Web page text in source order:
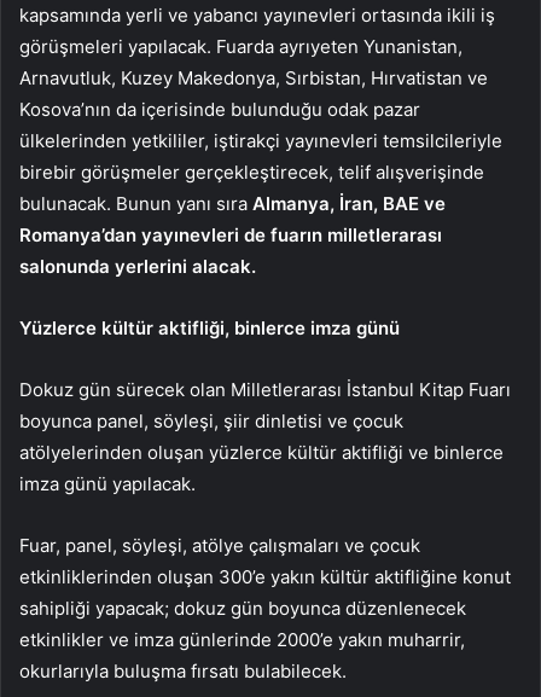
kapsamında yerli ve yabancı yayınevleri ortasında ikili iş
görüşmeleri yapılacak. Fuarda ayrıyeten Yunanistan,
Arnavutluk, Kuzey Makedonya, Sırbistan, Hırvatistan ve
Kosova’nın da içerisinde bulunduğu odak pazar
ülkelerinden yetkililer, iştirakçi yayınevleri temsilcileriyle
birebir görüşmeler gerçekleştirecek, telif alışverişinde
bulunacak. Bunun yanı sıra Almanya, İran, BAE ve
Romanya’dan yayınevleri de fuarın milletlerarası
salonunda yerlerini alacak.
Yüzlerce kültür aktifliği, binlerce imza günü
Dokuz gün sürecek olan Milletlerarası İstanbul Kitap Fuarı
boyunca panel, söyleşi, şiir dinletisi ve çocuk
atölyelerinden oluşan yüzlerce kültür aktifliği ve binlerce
imza günü yapılacak.
Fuar, panel, söyleşi, atölye çalışmaları ve çocuk
etkinliklerinden oluşan 300’e yakın kültür aktifliğine konut
sahipliği yapacak; dokuz gün boyunca düzenlenecek
etkinlikler ve imza günlerinde 2000’e yakın muharrir,
okurlarıyla buluşma fırsatı bulabilecek.